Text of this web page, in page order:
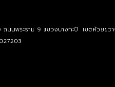
ถนนพระราม 9 แขวงบางกะปิ เขตห้วยขว